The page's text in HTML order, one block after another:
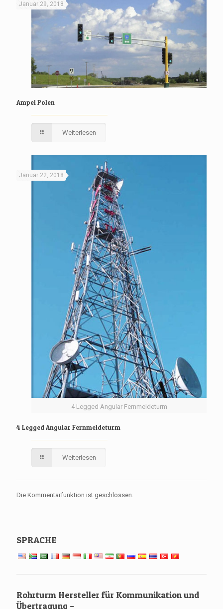
Januar 29, 2018
Ampel Polen
Weiterlesen
4 Legged Angular Fernmeldeturm
Januar 22, 2018
4 Legged Angular Fernmeldeturm
Weiterlesen
Die Kommentarfunktion ist geschlossen.
SPRACHE
Rohrturm Hersteller für Kommunikation und
Übertragung –